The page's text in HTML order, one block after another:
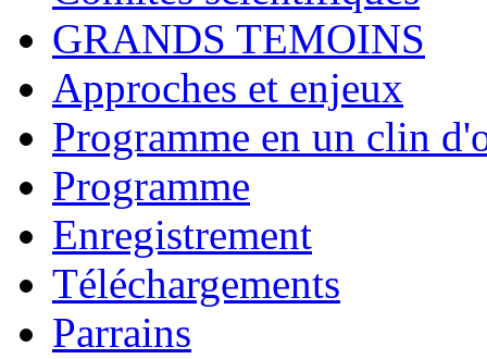
GRANDS TEMOINS
Approches et enjeux
Programme en un clin
Programme
Enregistrement
Téléchargements
Parrains